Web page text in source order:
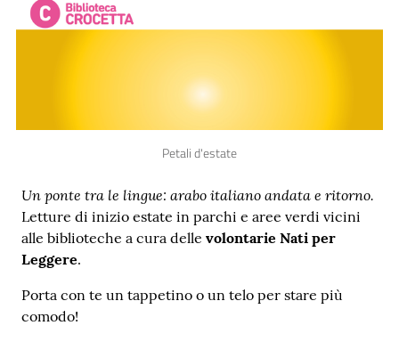
online
Novità
e
consigli
Petali d'estate
Un ponte tra le lingue: arabo italiano andata e ritorno.
Letture di inizio estate in parchi e aree verdi vicini
alle biblioteche a cura delle volontarie Nati per
Leggere.
Porta con te un tappetino o un telo per stare più
comodo!